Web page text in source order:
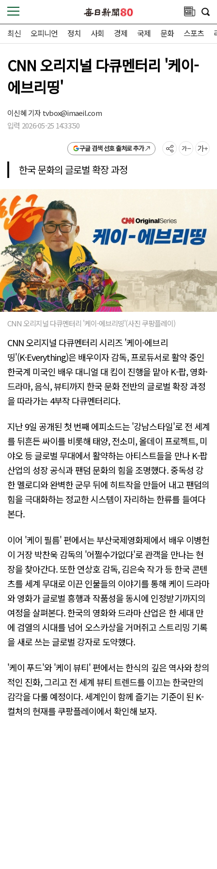
최신 오피니언 정치 사회 경제 국제 문화 스포츠
CNN 오리지널 다큐멘터리 '케이-
에브리띵'
이신혜 기자tvbox@imaeil.com
입력 2026-05-25 14:33:50
구글 검색 선호 출처로 추가
한국 문화의 글로벌 확장 과정
CNN 오리지널 다큐멘터리 '케이-에브리띵'(사진 쿠팡플레이)
CNN 오리지널 다큐멘터리 시리즈 '케이-에브리
띵'(K·Everything)은 배우이자 감독, 프로듀서로 활약 중인
한국계 미국인 배우 대니얼 대 킴이 진행을 맡아 K-팝, 영화·
드라마, 음식, 뷰티까지 한국 문화 전반의 글로벌 확장 과정
을 따라가는 4부작 다큐멘터리다.
지난 9일 공개된 첫 번째 에피소드는 '강남스타일'로 전 세계
를 뒤흔든 싸이를 비롯해 태양, 전소미, 올데이 프로젝트, 미
야오 등 글로벌 무대에서 활약하는 아티스트들을 만나 K-팝
산업의 성장 공식과 팬덤 문화의 힘을 조명했다. 중독성 강
한 멜로디와 완벽한 군무 뒤에 히트작을 만들어 내고 팬덤의
힘을 극대화하는 정교한 시스템이 자리하는 한류를 들여다
본다.
이어 '케이 필름' 편에서는 부산국제영화제에서 배우 이병헌
이 거장 박찬욱 감독의 '어쩔수가없다'로 관객을 만나는 현
장을 찾아간다. 또한 연상호 감독, 김은숙 작가 등 한국 콘텐
츠를 세계 무대로 이끈 인물들의 이야기를 통해 케이 드라마
와 영화가 글로벌 흥행과 작품성을 동시에 인정받기까지의
여정을 살펴본다. 한국의 영화와 드라마 산업은 한 세대 만
에 검열의 시대를 넘어 오스카상을 거머쥐고 스트리밍 기록
을 새로 쓰는 글로벌 강자로 도약했다.
'케이 푸드'와 '케이 뷰티' 편에서는 한식의 깊은 역사와 창의
적인 진화, 그리고 전 세계 뷰티 트렌드를 이끄는 한국만의
감각을 다룰 예정이다. 세계인이 함께 즐기는 기준이 된 K-
컬처의 현재를 쿠팡플레이에서 확인해 보자.